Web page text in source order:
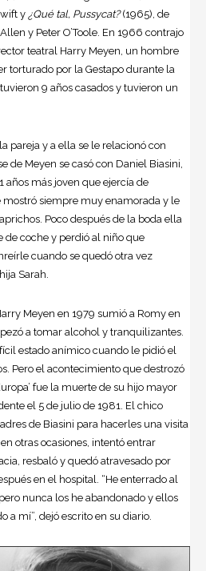
y ¿Qué tal, Pussycat?(1965), de
y Peter O’Toole. En 1966 contrajo
teatral Harry Meyen, un hombre
torturado por la Gestapo durante la
9 años casados y tuvieron un
pareja y a ella se le relacionó con
de Meyen se casó con Daniel Biasini,
años más joven que ejercía de
mostró siempre muy enamorada y le
Poco después de la boda ella
de coche y perdió al niño que
cuando se quedó otra vez
Sarah.
Meyen en 1979 sumió a Romy en
a tomar alcohol y tranquilizantes.
estado anímico cuando le pidió el
Pero el acontecimiento que destrozó
fue la muerte de su hijo mayor
el 5 de julio de 1981. El chico
de Biasini para hacerles una visita
otras ocasiones, intentó entrar
resbaló y quedó atravesado por
en el hospital. “He enterrado al
nunca los he abandonado y ellos
a mí”, dejó escrito en su diario.